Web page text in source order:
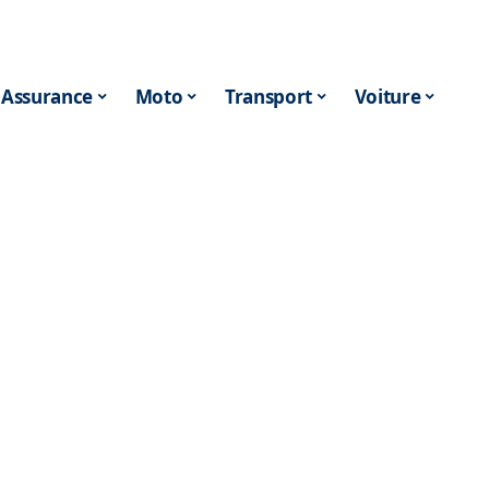
Assurance Moto Transport Voiture